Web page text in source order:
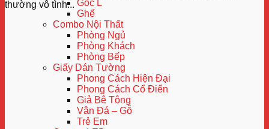
Góc L
Ghế
Combo Nội Thất
Phòng Ngủ
Phòng Khách
Phòng Bếp
Giấy Dán Tường
Phong Cách Hiện Đại
Phong Cách Cổ Điển
Giả Bê Tông
Vân Đá – Gỗ
Trẻ Em
thường vô tình...